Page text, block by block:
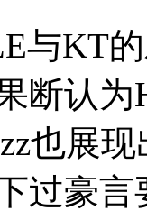
与KT
断认
也展
过豪